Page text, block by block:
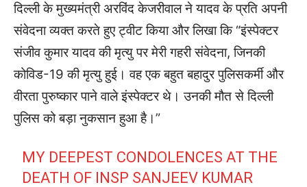
दिल्ली के मुख्यमंत्री अरविंद केजरीवाल ने यादव के प्रति अपनी
संवेदना व्यक्त करते हुए ट्वीट किया और लिखा कि “इंस्पेक्टर
संजीव कुमार यादव की मृत्यु पर मेरी गहरी संवेदना, जिनकी
कोविड-19 की मृत्यु हुई। वह एक बहुत बहादुर पुलिसकर्मी और
वीरता पुरुष्कार पाने वाले इंस्पेक्टर थे। उनकी मौत से दिल्ली
पुलिस को बड़ा नुकसान हुआ है।”
MY DEEPEST CONDOLENCES AT THE
DEATH OF INSP SANJEEV KUMAR